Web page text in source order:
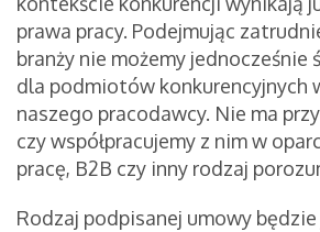
prawa pracy. Podejmując
branży nie możemy jednocześnie
dla podmiotów konkurencyjnych
naszego pracodawcy. Nie ma
czy współpracujemy z nim w
pracę, B2B czy inny rodzaj
Rodzaj podpisanej umowy będzie